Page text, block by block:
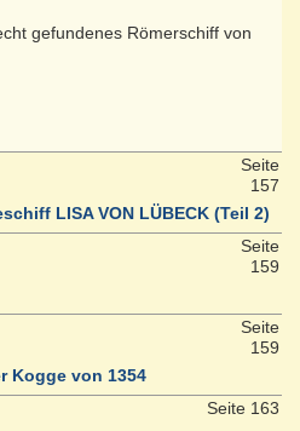
gefundenes Römerschiff von
Seite
157
LISA VON LÜBECK (Teil 2)
Seite
159
Seite
159
Kogge von 1354
Seite 163